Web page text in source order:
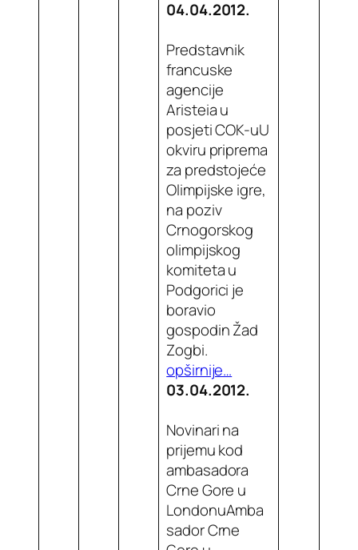
04.04.2012.
Predstavnik
francuske
agencije
Aristeia u
posjeti COK-uU
okviru priprema
za predstojeće
Olimpijske igre,
na poziv
Crnogorskog
olimpijskog
komiteta u
Podgorici je
boravio
gospodin Žad
Zogbi.
opširnije…
03.04.2012.
Novinari na
prijemu kod
ambasadora
Crne Gore u
LondonuAmba
sador Crne